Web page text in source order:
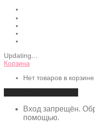
Updating…
Корзина
Нет товаров в корзине
Вход запрещён.
помощью.